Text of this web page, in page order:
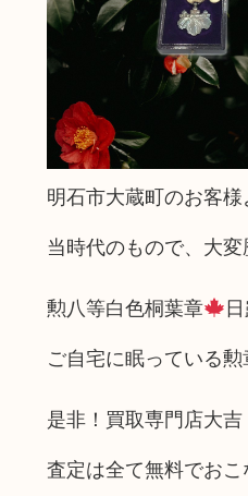
明石市大蔵町のお客
当時代のもので、大
勲八等白色桐葉章
ご自宅に眠っている勲
是非！買取専門店大
査定は全て無料でお